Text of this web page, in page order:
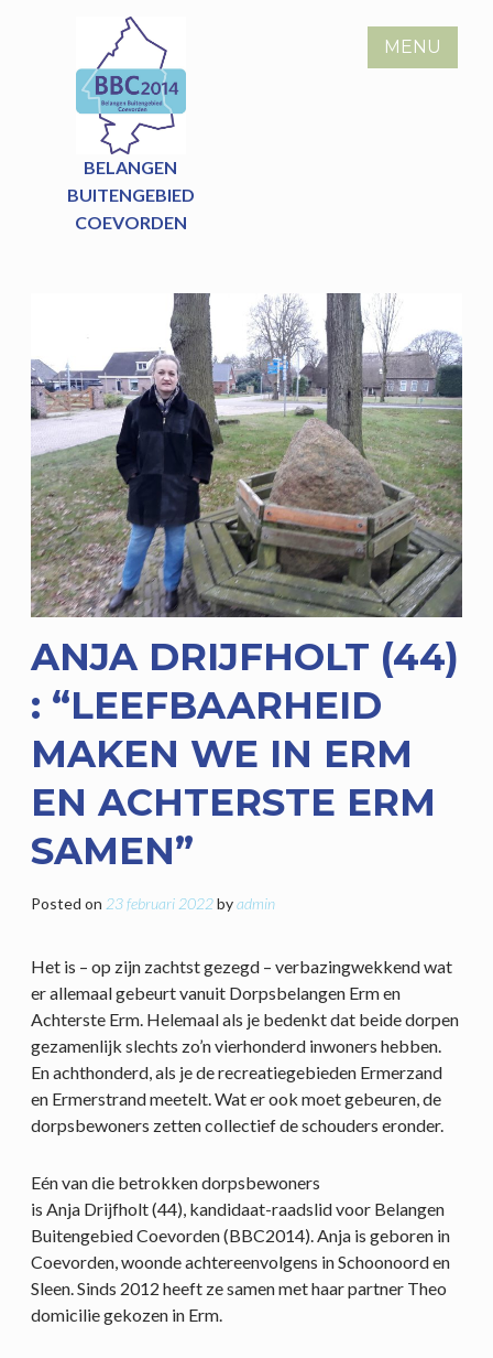
BELANGEN
BUITENGEBIED
COEVORDEN
MENU
ANJA DRIJFHOLT (44)
: “LEEFBAARHEID
MAKEN WE IN ERM
EN ACHTERSTE ERM
SAMEN”
Posted on 23 februari 2022byadmin
Het is – op zijn zachtst gezegd – verbazingwekkend wat
er allemaal gebeurt vanuit Dorpsbelangen Erm en
Achterste Erm. Helemaal als je bedenkt dat beide dorpen
gezamenlijk slechts zo’n vierhonderd inwoners hebben.
En achthonderd, als je de recreatiegebieden Ermerzand
en Ermerstrand meetelt. Wat er ook moet gebeuren, de
dorpsbewoners zetten collectief de schouders eronder.
Eén van die betrokken dorpsbewoners
is Anja Drijfholt (44), kandidaat-raadslid voor Belangen
Buitengebied Coevorden (BBC2014). Anja is geboren in
Coevorden, woonde achtereenvolgens in Schoonoord en
Sleen. Sinds 2012 heeft ze samen met haar partner Theo
domicilie gekozen in Erm.